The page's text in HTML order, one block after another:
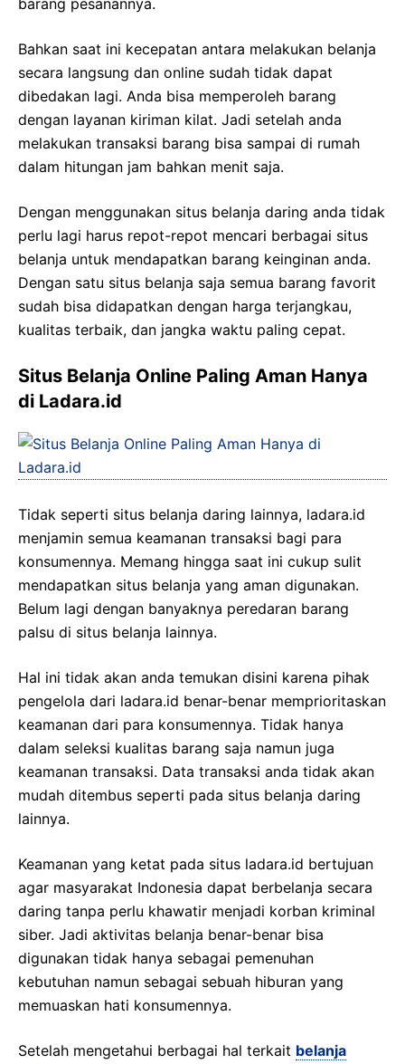
barang pesanannya.
Bahkan saat ini kecepatan antara melakukan belanja
secara langsung dan online sudah tidak dapat
dibedakan lagi. Anda bisa memperoleh barang
dengan layanan kiriman kilat. Jadi setelah anda
melakukan transaksi barang bisa sampai di rumah
dalam hitungan jam bahkan menit saja.
Dengan menggunakan situs belanja daring anda tidak
perlu lagi harus repot-repot mencari berbagai situs
belanja untuk mendapatkan barang keinginan anda.
Dengan satu situs belanja saja semua barang favorit
sudah bisa didapatkan dengan harga terjangkau,
kualitas terbaik, dan jangka waktu paling cepat.
Situs Belanja Online Paling Aman Hanya
di Ladara.id
Tidak seperti situs belanja daring lainnya, ladara.id
menjamin semua keamanan transaksi bagi para
konsumennya. Memang hingga saat ini cukup sulit
mendapatkan situs belanja yang aman digunakan.
Belum lagi dengan banyaknya peredaran barang
palsu di situs belanja lainnya.
Hal ini tidak akan anda temukan disini karena pihak
pengelola dari ladara.id benar-benar memprioritaskan
keamanan dari para konsumennya. Tidak hanya
dalam seleksi kualitas barang saja namun juga
keamanan transaksi. Data transaksi anda tidak akan
mudah ditembus seperti pada situs belanja daring
lainnya.
Keamanan yang ketat pada situs ladara.id bertujuan
agar masyarakat Indonesia dapat berbelanja secara
daring tanpa perlu khawatir menjadi korban kriminal
siber. Jadi aktivitas belanja benar-benar bisa
digunakan tidak hanya sebagai pemenuhan
kebutuhan namun sebagai sebuah hiburan yang
memuaskan hati konsumennya.
Setelah mengetahui berbagai hal terkait belanja